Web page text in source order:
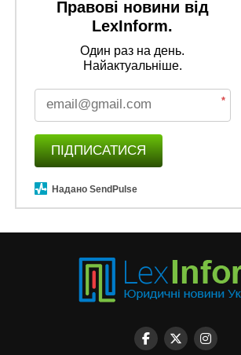
Правові новини від
LexInform.
Один раз на день.
Найактуальніше.
*
ПІДПИСАТИСЯ
Надано SendPulse